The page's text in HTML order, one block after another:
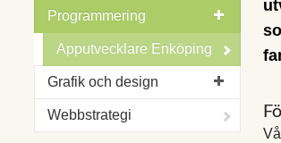
Programmering
Apputvecklare Enköping
Grafik och design
Webbstrategi